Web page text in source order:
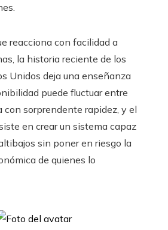
reacciona con facilidad a
la historia reciente de los
Unidos deja una enseñanza
puede fluctuar entre
con sorprendente rapidez, y el
en crear un sistema capaz
sin poner en riesgo la
de quienes lo